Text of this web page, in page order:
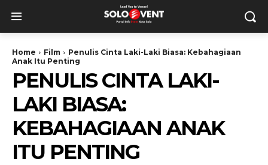
Home Film
Penulis Cinta Laki-Laki Biasa: Kebahagiaan
Anak Itu Penting
PENULIS CINTA LAKI-
LAKI BIASA:
KEBAHAGIAAN ANAK
ITU PENTING